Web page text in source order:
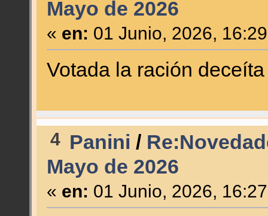
Mayo de 2026
« en: 01 Junio, 2026,
Votada la ración
4 Panini /
Mayo de 2026
« en: 01 Junio, 2026,